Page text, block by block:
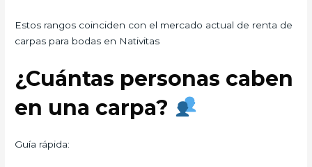
Estos rangos coinciden con el mercado actual de renta de
carpas para bodas en Nativitas
¿Cuántas personas caben
en una carpa?
Guía rápida: